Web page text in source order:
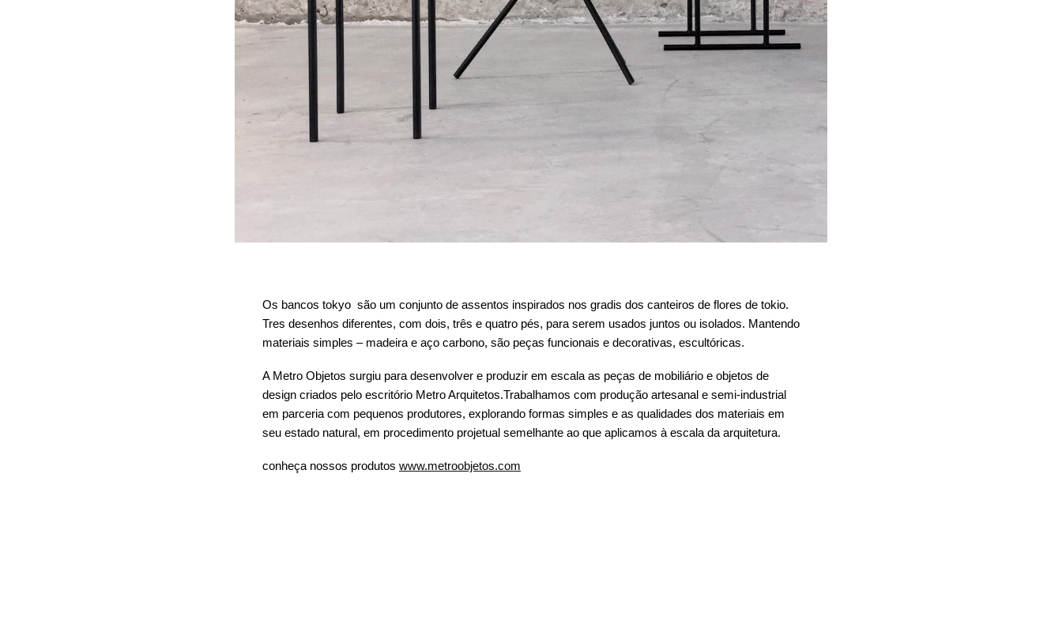
Os bancos tokyo são um conjunto de assentos inspirados nos gradis dos canteiros de flores de tokio.
Tres desenhos diferentes, com dois, três e quatro pés, para serem usados juntos ou isolados. Mantendo
materiais simples – madeira e aço carbono, são peças funcionais e decorativas, escultóricas.
A Metro Objetos surgiu para desenvolver e produzir em escala as peças de mobiliário e objetos de
design criados pelo escritório Metro Arquitetos.Trabalhamos com produção artesanal e semi-industrial
em parceria com pequenos produtores, explorando formas simples e as qualidades dos materiais em
seu estado natural, em procedimento projetual semelhante ao que aplicamos à escala da arquitetura.
conheça nossos produtos www.metroobjetos.com